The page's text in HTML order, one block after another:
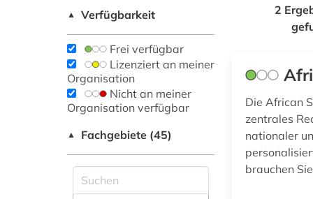
▲ Verfügbarkeit
Frei verfügbar
Lizenziert an meiner
Organisation
Nicht an meiner
Organisation verfügbar
▲ Fachgebiete (45)
2
Die African
zentrales
nationaler
brauchen